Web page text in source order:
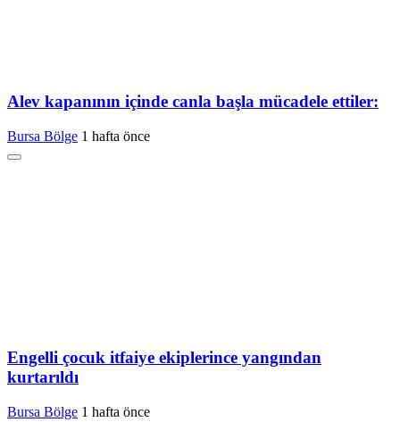
Alev kapanının içinde canla başla mücadele ettiler:
Bursa Bölge 1 hafta önce
Engelli çocuk itfaiye ekiplerince yangından
kurtarıldı
Bursa Bölge 1 hafta önce